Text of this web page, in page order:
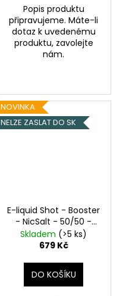
Popis produktu
připravujeme. Máte-li
dotaz k uvedenému
produktu, zavolejte
nám.
NOVINKA
NELZE ZASLAT DO SK
E-liquid Shot - Booster
- NicSalt - 50/50 -
20mg - 5x10ml
Skladem (>5 ks)
679 Kč
DO KOŠÍKU